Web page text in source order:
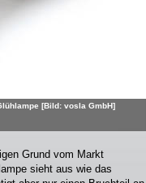
[Bild: vosla GmbH]
Grund vom Markt
sieht aus wie das